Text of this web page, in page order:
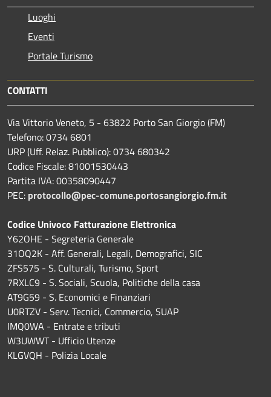
Luoghi
Eventi
Portale Turismo
CONTATTI
Via Vittorio Veneto, 5 - 63822 Porto San Giorgio (FM)
Telefono: 0734 6801
URP (Uff. Relaz. Pubblico): 0734 680342
Codice Fiscale: 81001530443
Partita IVA: 00358090447
PEC: protocollo@pec-comune.portosangiorgio.fm.it
Codice Univoco Fatturazione Elettronica
Y62OHE - Segreteria Generale
31OQ2K - Aff. Generali, Legali, Demografici, SIC
ZFS575 - S. Culturali, Turismo, Sport
7RXLC9 - S. Sociali, Scuola, Politiche della casa
AT9G59 - S. Economici e Finanziari
U0RTZV - Serv. Tecnici, Commercio, SUAP
IMQ0WA - Entrate e tributi
W3UWWT - Ufficio Utenze
KLGVQH - Polizia Locale